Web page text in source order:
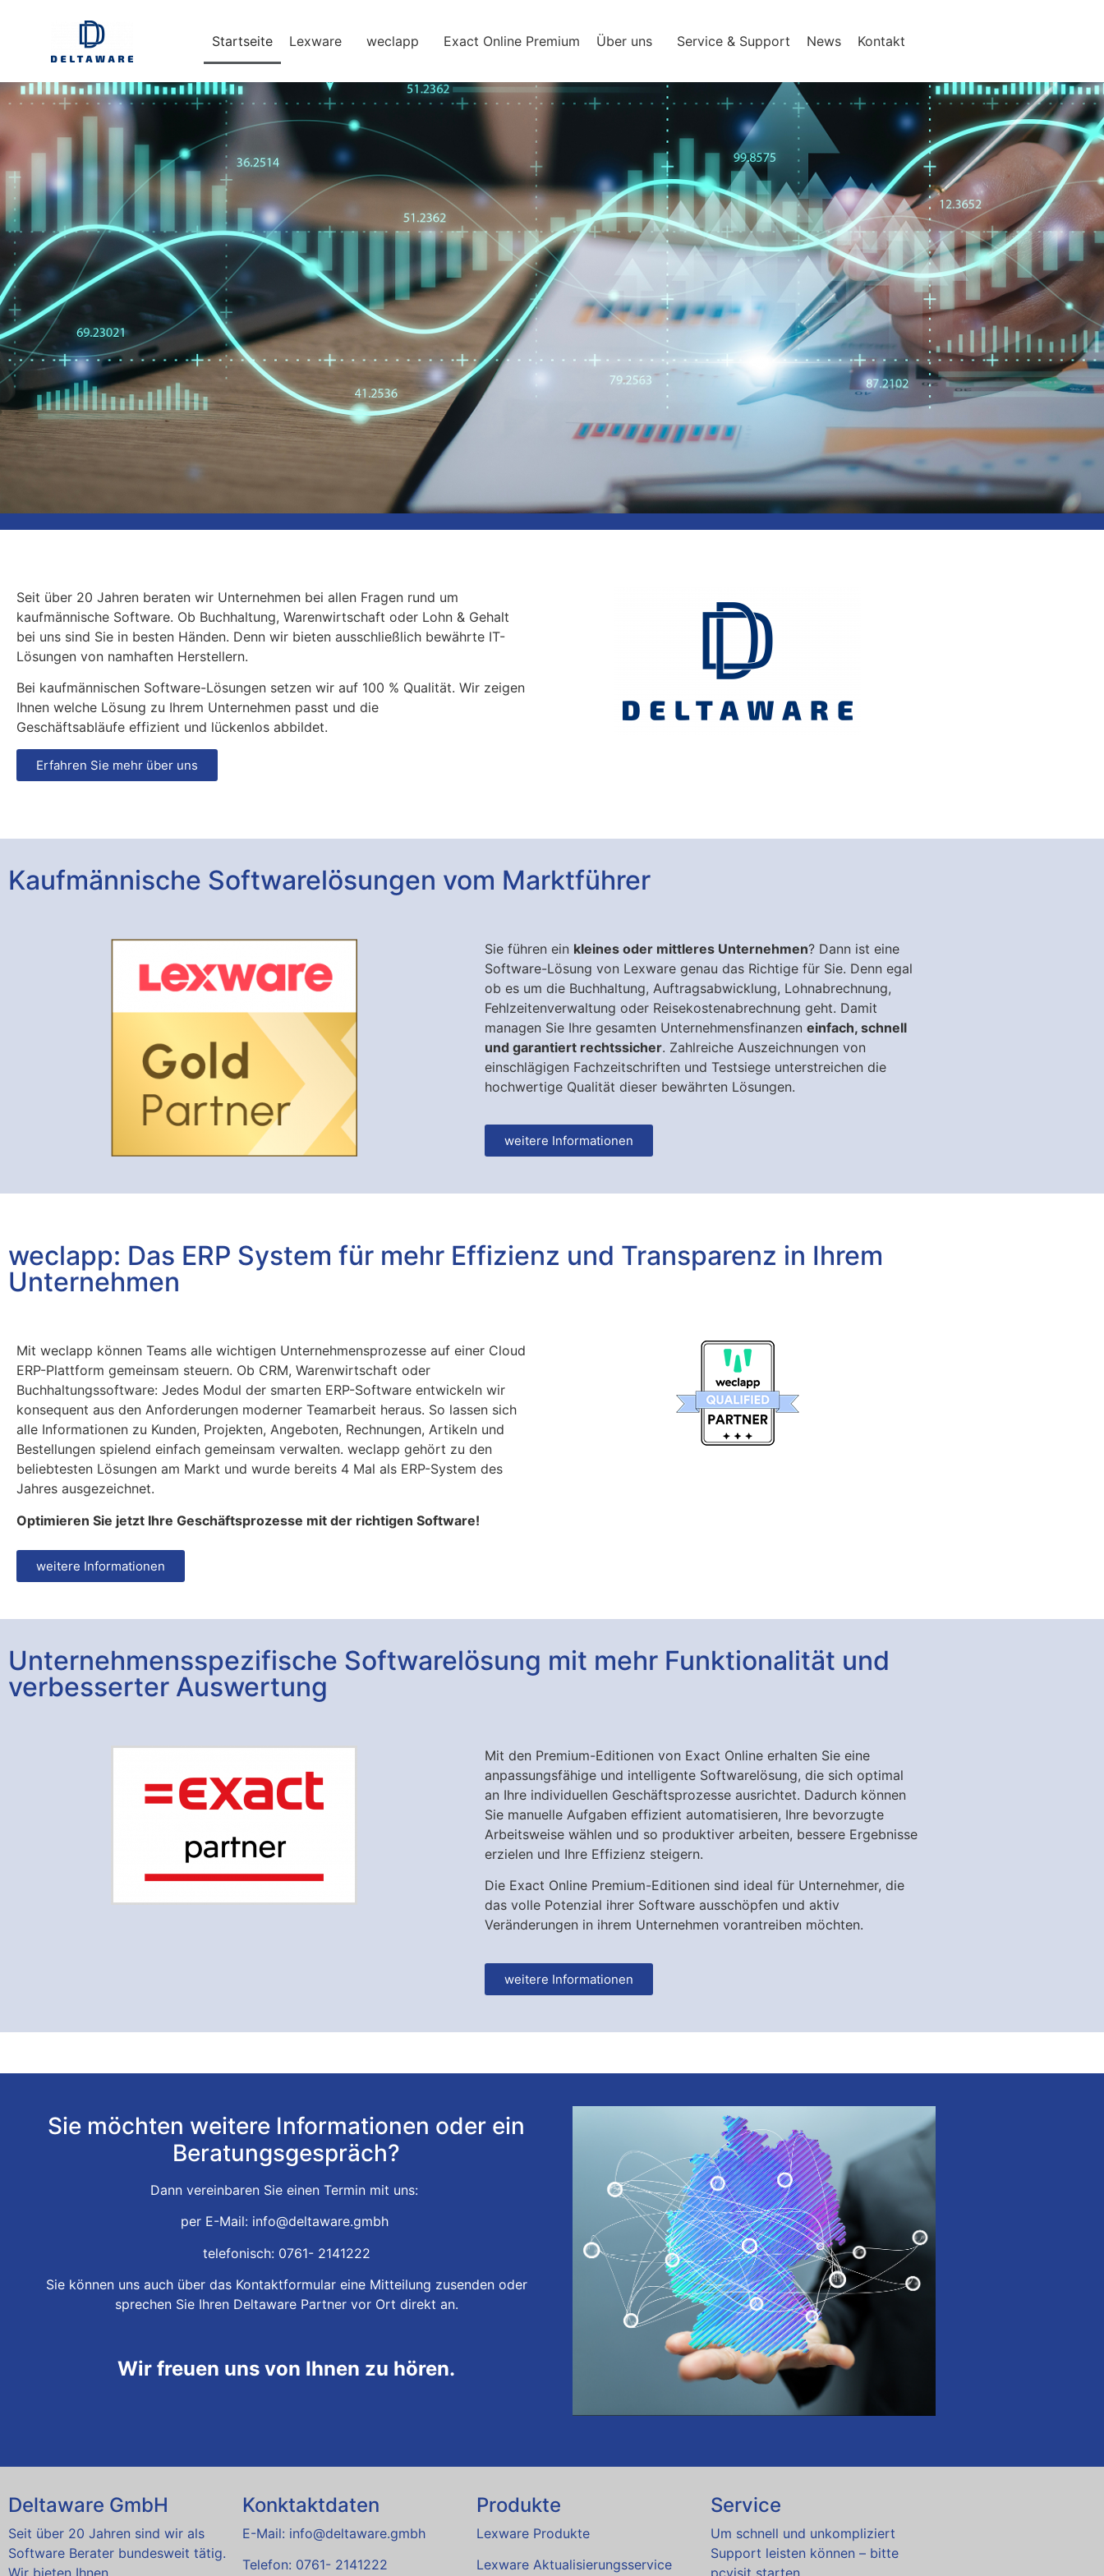
Startseite Lexware weclapp Exact Online Premium Über uns Service & Support News Kontakt
Ihr professioneller Ansprechpartner für kaufmännische
Softwarelösungen
Seit über 20 Jahren beraten wir Unternehmen bei allen Fragen rund um
kaufmännische Software. Ob Buchhaltung, Warenwirtschaft oder Lohn & Gehalt
bei uns sind Sie in besten Händen. Denn wir bieten ausschließlich bewährte IT-
Lösungen von namhaften Herstellern.
Bei kaufmännischen Software-Lösungen setzen wir auf 100 % Qualität. Wir zeigen
Ihnen welche Lösung zu Ihrem Unternehmen passt und die
Geschäftsabläufe effizient und lückenlos abbildet.
Erfahren Sie mehr über uns
Kaufmännische Softwarelösungen vom Marktführer
Sie führen ein kleines oder mittleres Unternehmen? Dann ist eine
Software-Lösung von Lexware genau das Richtige für Sie. Denn egal
ob es um die Buchhaltung, Auftragsabwicklung, Lohnabrechnung,
Fehlzeitenverwaltung oder Reisekostenabrechnung geht. Damit
managen Sie Ihre gesamten Unternehmensfinanzen einfach, schnell
und garantiert rechtssicher. Zahlreiche Auszeichnungen von
einschlägigen Fachzeitschriften und Testsiege unterstreichen die
hochwertige Qualität dieser bewährten Lösungen.
weitere Informationen
weclapp: Das ERP System für mehr Effizienz und Transparenz in Ihrem
Unternehmen
Mit weclapp können Teams alle wichtigen Unternehmensprozesse auf einer Cloud
ERP-Plattform gemeinsam steuern. Ob CRM, Warenwirtschaft oder
Buchhaltungssoftware: Jedes Modul der smarten ERP-Software entwickeln wir
konsequent aus den Anforderungen moderner Teamarbeit heraus. So lassen sich
alle Informationen zu Kunden, Projekten, Angeboten, Rechnungen, Artikeln und
Bestellungen spielend einfach gemeinsam verwalten. weclapp gehört zu den
beliebtesten Lösungen am Markt und wurde bereits 4 Mal als ERP-System des
Jahres ausgezeichnet.
Optimieren Sie jetzt Ihre Geschäftsprozesse mit der richtigen Software!
weitere Informationen
Unternehmensspezifische Softwarelösung mit mehr Funktionalität und
verbesserter Auswertung
Mit den Premium-Editionen von Exact Online erhalten Sie eine
anpassungsfähige und intelligente Softwarelösung, die sich optimal
an Ihre individuellen Geschäftsprozesse ausrichtet. Dadurch können
Sie manuelle Aufgaben effizient automatisieren, Ihre bevorzugte
Arbeitsweise wählen und so produktiver arbeiten, bessere Ergebnisse
erzielen und Ihre Effizienz steigern.
Die Exact Online Premium-Editionen sind ideal für Unternehmer, die
das volle Potenzial ihrer Software ausschöpfen und aktiv
Veränderungen in ihrem Unternehmen vorantreiben möchten.
weitere Informationen
Sie möchten weitere Informationen oder ein
Beratungsgespräch?
Dann vereinbaren Sie einen Termin mit uns:
per E-Mail: info@deltaware.gmbh
telefonisch: 0761- 2141222
Sie können uns auch über das Kontaktformulareine Mitteilung zusenden oder
sprechen Sie Ihren Deltaware Partner vor Ort direkt an.
Wir freuen uns von Ihnen zu hören.
Deltaware GmbH
Seit über 20 Jahren sind wir als
Software Berater bundesweit tätig.
Wir bieten Ihnen
Konktaktdaten
E-Mail: info@deltaware.gmbh
Telefon: 0761- 2141222
Produkte
Lexware Produkte
Lexware Aktualisierungsservice
Service
Um schnell und unkompliziert
Support leisten können – bitte
pcvisit starten